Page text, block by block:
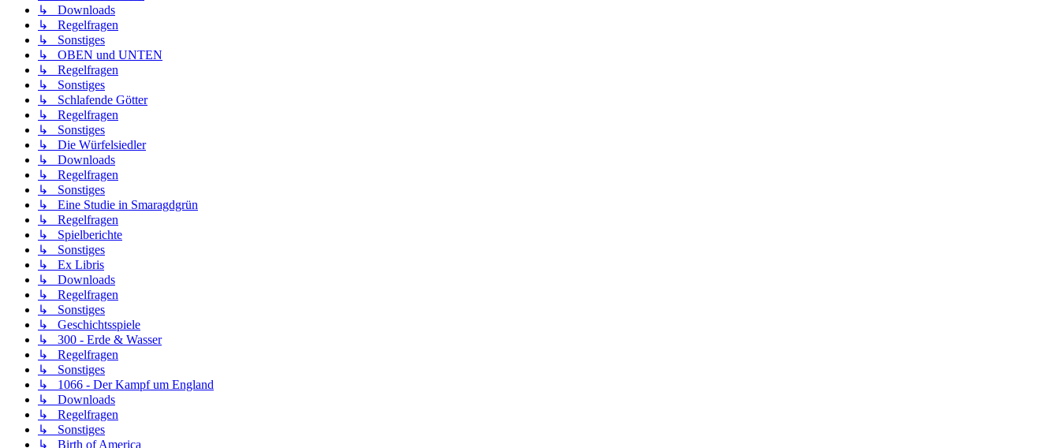
↳ Downloads
↳ Regelfragen
↳ Sonstiges
↳ OBEN und UNTEN
↳ Regelfragen
↳ Sonstiges
↳ Schlafende Götter
↳ Regelfragen
↳ Sonstiges
↳ Die Würfelsiedler
↳ Downloads
↳ Regelfragen
↳ Sonstiges
↳ Eine Studie in Smaragdgrün
↳ Regelfragen
↳ Spielberichte
↳ Sonstiges
↳ Ex Libris
↳ Downloads
↳ Regelfragen
↳ Sonstiges
↳ Geschichtsspiele
↳ 300 - Erde & Wasser
↳ Regelfragen
↳ Sonstiges
↳ 1066 - Der Kampf um England
↳ Downloads
↳ Regelfragen
↳ Sonstiges
↳ Birth of America